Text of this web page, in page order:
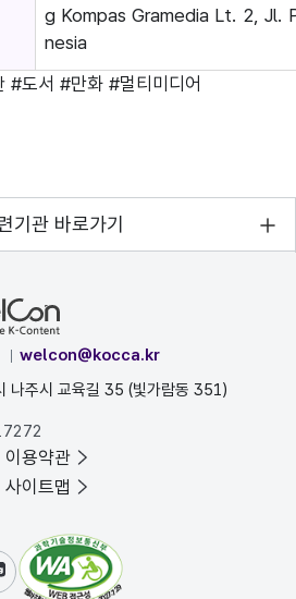
g Kompas Gramedia Lt. 2,
nesia
#도서 #만화 #멀티미디어
기관 바로가기
welcon@kocca.kr
나주시 교육길 35 (빛가람동 351)
이용약관
사이트맵
로그